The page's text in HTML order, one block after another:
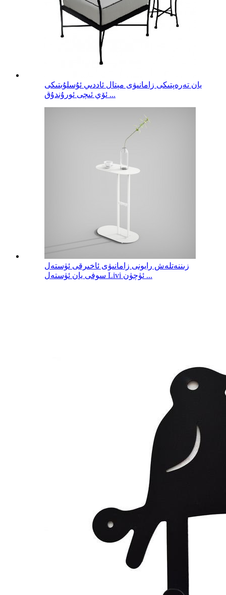
يان تەرەپتىكى زامانىۋى مېتال ئاددىي ئۇسلۇبتىكى
ئۆي ئىچى ئورۇندۇق ...
زىننەتلەش رايونى زامانىۋى ئاخىرقى ئۈستەل
سوفى يان ئۈستەل Livi ئۈچۈن ...